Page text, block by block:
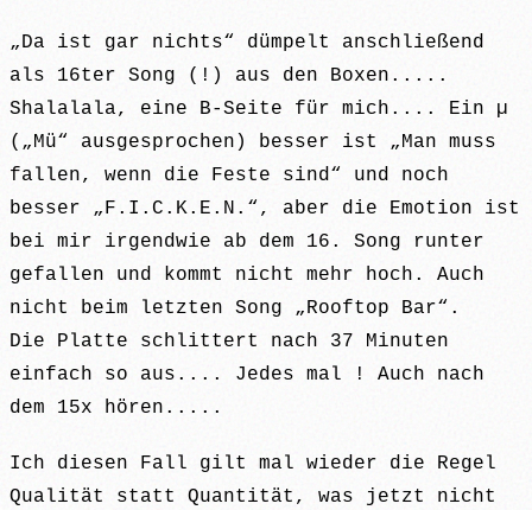
„Da ist gar nichts“ dümpelt anschließend
als 16ter Song (!) aus den Boxen.....
Shalalala, eine B-Seite für mich.... Ein µ
(„Mü“ ausgesprochen) besser ist „Man muss
fallen, wenn die Feste sind“ und noch
besser „F.I.C.K.E.N.“, aber die Emotion ist
bei mir irgendwie ab dem 16. Song runter
gefallen und kommt nicht mehr hoch. Auch
nicht beim letzten Song „Rooftop Bar“.
Die Platte schlittert nach 37 Minuten
einfach so aus.... Jedes mal ! Auch nach
dem 15x hören.....
Ich diesen Fall gilt mal wieder die Regel
Qualität statt Quantität, was jetzt nicht